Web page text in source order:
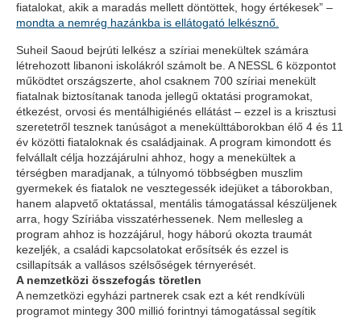
fiatalokat, akik a maradás mellett döntöttek, hogy értékesek” –
mondta a nemrég hazánkba is ellátogató lelkésznő.
Suheil Saoud bejrúti lelkész a szíriai menekültek számára
létrehozott libanoni iskolákról számolt be. A NESSL 6 központot
működtet országszerte, ahol csaknem 700 szíriai menekült
fiatalnak biztosítanak tanoda jellegű oktatási programokat,
étkezést, orvosi és mentálhigiénés ellátást – ezzel is a krisztusi
szeretetről tesznek tanúságot a menekülttáborokban élő 4 és 11
év közötti fiataloknak és családjainak. A program kimondott és
felvállalt célja hozzájárulni ahhoz, hogy a menekültek a
térségben maradjanak, a túlnyomó többségben muszlim
gyermekek és fiatalok ne vesztegessék idejüket a táborokban,
hanem alapvető oktatással, mentális támogatással készüljenek
arra, hogy Szíriába visszatérhessenek. Nem mellesleg a
program ahhoz is hozzájárul, hogy háború okozta traumát
kezeljék, a családi kapcsolatokat erősítsék és ezzel is
csillapítsák a vallásos szélsőségek térnyerését.
A nemzetközi összefogás töretlen
A nemzetközi egyházi partnerek csak ezt a két rendkívüli
programot mintegy 300 millió forintnyi támogatással segítik